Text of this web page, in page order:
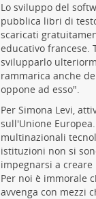
Lo sviluppo del
pubblica libri di
scaricati
educativo francese.
svilupparlo
rammarica anche
oppone ad esso".
Per Simona Levi,
sull'Unione
multinazionali
istituzioni non si
impegnarsi a
Per noi è immorale
avvenga con mezzi